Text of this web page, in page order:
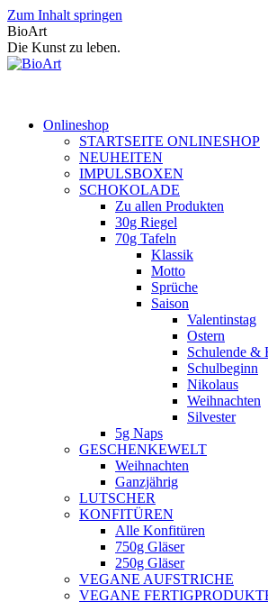
Zum Inhalt springen
BioArt
Die Kunst zu leben.
Onlineshop
STARTSEITE ONLINESHOP
NEUHEITEN
IMPULSBOXEN
SCHOKOLADE
Zu allen Produkten
30g Riegel
70g Tafeln
Klassik
Motto
Sprüche
Saison
Valentinstag
Ostern
Schulende &
Schulbeginn
Nikolaus
Weihnachten
Silvester
5g Naps
GESCHENKEWELT
Weihnachten
Ganzjährig
LUTSCHER
KONFITÜREN
Alle Konfitüren
750g Gläser
250g Gläser
VEGANE AUFSTRICHE
VEGANE